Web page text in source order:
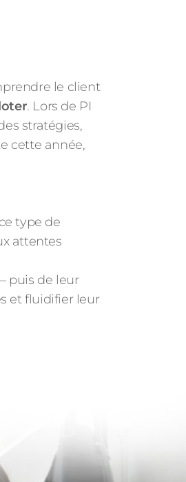
le client
. Lors de PI
stratégies,
cette année,
type de
attentes
puis de leur
et fluidifier leur